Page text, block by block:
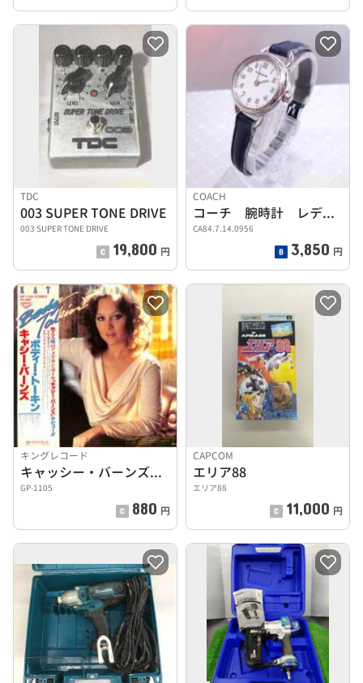
TDC
003 SUPER TONE DRIVE
003 SUPER TONE DRIVE
19,800 円
COACH
コーチ 腕時計 レディース ネイビー
CA84.7.14.0956
3,850 円
キングレコード
キャッシー・バーンズ「ボディー・トーク」
GP-1105
880 円
CAPCOM
エリア88
エリア88
11,000 円